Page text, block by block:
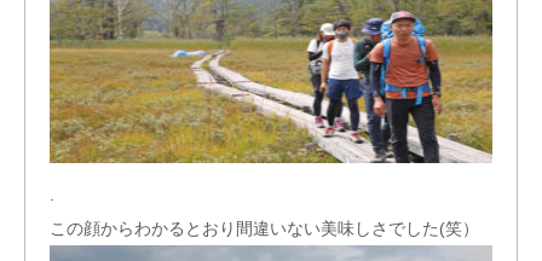
.
この顔からわかるとおり間違いない美味しさでした(笑）